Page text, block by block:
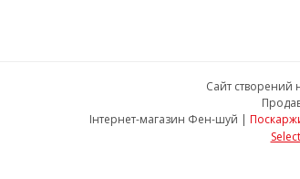
Сайт створений
Інтернет-магазин Фен-шуй |